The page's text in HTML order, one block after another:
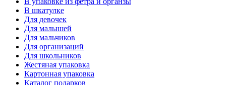
В шкатулке
Для девочек
Для малышей
Для мальчиков
Для организаций
Для школьников
Жестяная упаковка
Картонная упаковка
Каталог подарков